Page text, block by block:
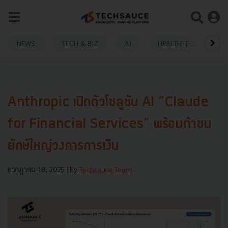
NEWS TECH & BIZ AI HEALTHTECH
Anthropic เปิดตัวโซลูชัน AI “Claude
for Financial Services” พร้อมท้าชน
ยักษ์ใหญ่วงการการเงิน
กรกฎาคม 18, 2025 | By Techsauce Team